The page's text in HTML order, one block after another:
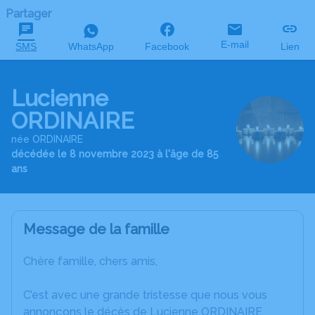
Partager
SMS WhatsApp Facebook E-mail Lien
Lucienne
ORDINAIRE
née ORDINAIRE
décédée le 8 novembre 2023 à l'âge de 85
ans
Message de la famille
Chère famille, chers amis,
C’est avec une grande tristesse que nous vous
annonçons le décès de Lucienne ORDINAIRE